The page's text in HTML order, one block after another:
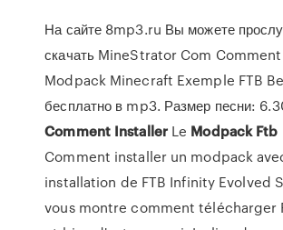
На сайте 8mp3.ru Вы можете
скачать MineStrator Com
Modpack Minecraft Exemple FTB
бесплатно в mp3. Размер песни:
Comment InstallerLe Modpack Ftb
Comment installer un modpack
installation de FTB Infinity Evolved
vous montre comment télécharger